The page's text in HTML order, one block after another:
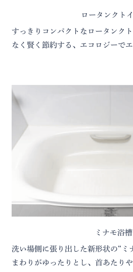
ロータンクト
すっきりコンパクトなロータンク
なく賢く節約する、エコロジーで
ミナモ浴槽
洗い場側に張り出した新形状の“ミ
まわりがゆったりとし、首あたり